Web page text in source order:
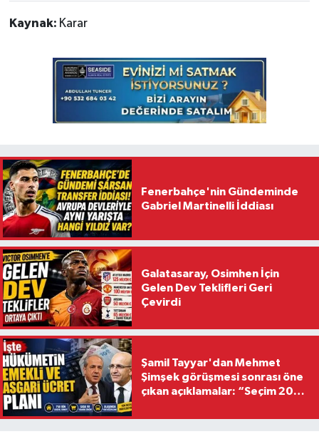
Kaynak: Karar
Fenerbahçe'nin Gündeminde
Gabriel Martinelli İddiası
Galatasaray, Osimhen İçin
Gelen Dev Teklifleri Geri
Çevirdi
Şamil Tayyar'dan Mehmet
Şimşek görüşmesi sonrası öne
çıkan açıklamalar: “Seçim 2028